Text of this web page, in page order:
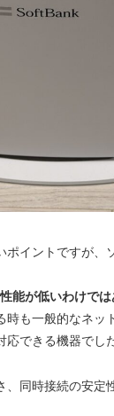
ポイントですが、
能が低いわけで
時も一般的なネッ
応できる機器でし
、同時接続の安定